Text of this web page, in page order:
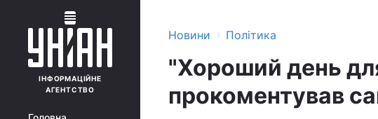
ІНФОРМАЦІЙНЕ
АГЕНТСТВО
Новини › Політика
"Хороший день
прокоментував